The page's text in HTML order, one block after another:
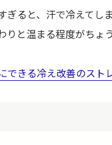
ぎると、汗で冷えてし
りと温まる程度がちょ
できる冷え改善のスト